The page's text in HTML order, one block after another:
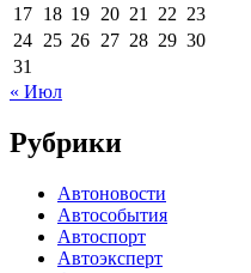
17 18 19 20 21 22 23
24 25 26 27 28 29 30
31
« Июл
Рубрики
Автоновости
Автособытия
Автоспорт
Автоэксперт